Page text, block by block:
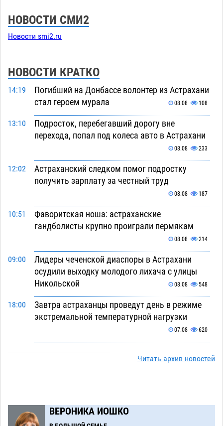
НОВОСТИ СМИ2
Новости smi2.ru
НОВОСТИ КРАТКО
14:19
Погибший на Донбассе волонтер из Астрахани
стал героем мурала
08.08 108
13:10
Подросток, перебегавший дорогу вне
перехода, попал под колеса авто в Астрахани
08.08 233
12:02
Астраханский следком помог подростку
получить зарплату за честный труд
08.08 187
10:51
Фаворитская ноша: астраханские
гандболисты крупно проиграли пермякам
08.08 214
09:00
Лидеры чеченской диаспоры в Астрахани
осудили выходку молодого лихача с улицы
Никольской
08.08 548
18:00
Завтра астраханцы проведут день в режиме
экстремальной температурной нагрузки
07.08 620
17:09
Астраханский котлован с мусором угрожает
плодородию Харабалинского района
коммунальную готовность астраханского
земельного массива для льготников
Читать архив новостей
ВЕРОНИКА ИОШКО